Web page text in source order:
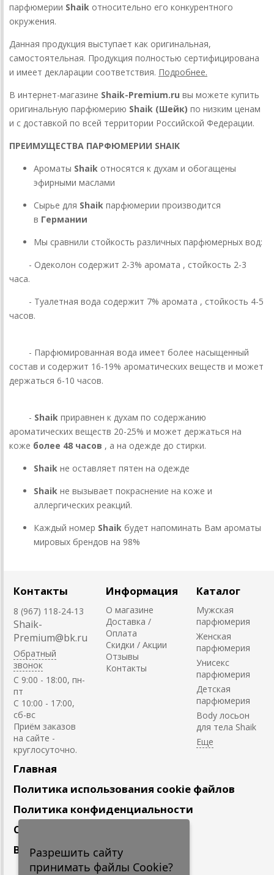
парфюмерии Shaik относительно его конкурентного
окружения.
Данная продукция выступает как оригинальная,
самостоятельная. Продукция полностью сертифицирована
и имеет декларации соответствия. Подробнее.
В интернет-магазине Shaik-Premium.ru вы можете купить
оригинальную парфюмерию Shaik (Шейк) по низким ценам
и с доставкой по всей территории Российской Федерации.
ПРЕИМУЩЕСТВА ПАРФЮМЕРИИ SHAIK
Ароматы Shaik относятся к духам и обогащены
эфирными маслами
Сырье для Shaik парфюмерии производится
в Германии
Мы сравнили стойкость различных парфюмерных вод:
- Одеколон содержит 2-3% аромата , стойкость 2-3
часа.
- Туалетная вода содержит 7% аромата , стойкость 4-5
часов.
- Парфюмированная вода имеет более насыщенный
состав и содержит 16-19% ароматических веществ и может
держаться 6-10 часов.
- Shaik приравнен к духам по содержанию
ароматических веществ 20-25% и может держаться на
коже более 48 часов , а на одежде до стирки.
Shaik не оставляет пятен на одежде
Shaik не вызывает покраснение на коже и
аллергических реакций.
Каждый номер Shaik будет напоминать Вам ароматы
мировых брендов на 98%
Контакты
8 (967) 118-24-13
Shaik-
Premium@bk.ru
Обратный
звонок
C 9:00 - 18:00, пн-
пт
С 10:00 - 17:00,
сб-вс
Приём заказов
на сайте -
круглосуточно.
Информация
О магазине
Доставка /
Оплата
Скидки / Акции
Отзывы
Контакты
Каталог
Мужская
парфюмерия
Женская
парфюмерия
Унисекс
парфюмерия
Детская
парфюмерия
Body лосьон
для тела Shaik
Главная
Политика использования cookie файлов
Политика конфиденциальности
Сотрудничество
Вакансии
Разрешить сайту
принимать файлы Cookie?